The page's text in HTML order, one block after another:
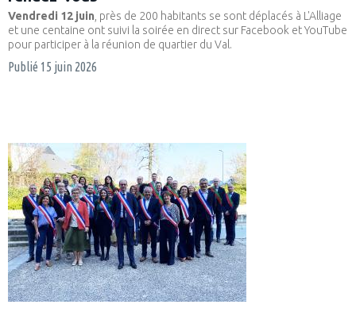
Vendredi 12 juin , près de 200 habitants se sont déplacés à L'Alliage
et une centaine ont suivi la soirée en direct sur Facebook et YouTube
pour participer à la réunion de quartier du Val.
Publié 15 juin 2026